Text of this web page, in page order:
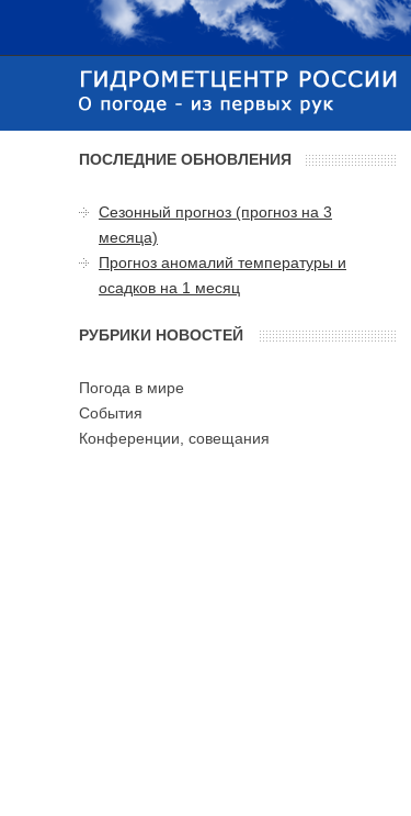
ПОСЛЕДНИЕ ОБНОВЛЕНИЯ
Сезонный прогноз (прогноз на 3
месяца)
Прогноз аномалий температуры и
осадков на 1 месяц
РУБРИКИ НОВОСТЕЙ
Погода в мире
События
Конференции, совещания